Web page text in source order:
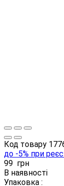
Код товару
до -5% при
99 грн
В наявності
Упаковка :